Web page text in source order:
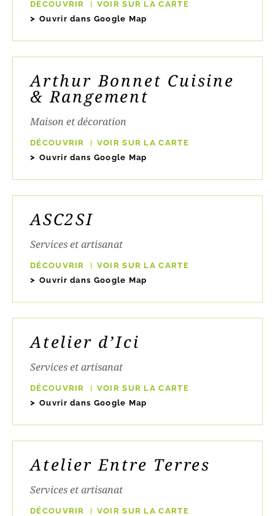
DÉCOUVRIR
VOIR SUR LA CARTE
Ouvrir dans Google Map
Arthur Bonnet Cuisine
& Rangement
Maison et décoration
DÉCOUVRIR
VOIR SUR LA CARTE
Ouvrir dans Google Map
ASC2SI
Services et artisanat
DÉCOUVRIR
VOIR SUR LA CARTE
Ouvrir dans Google Map
Atelier d’Ici
Services et artisanat
DÉCOUVRIR
VOIR SUR LA CARTE
Ouvrir dans Google Map
Atelier Entre Terres
Services et artisanat
DÉCOUVRIR
VOIR SUR LA CARTE